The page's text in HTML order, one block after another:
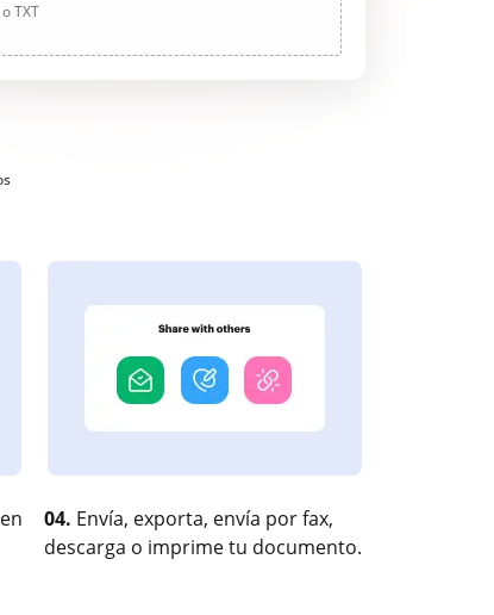
TXT
04. Envía, exporta, envía por fax,
descarga o imprime tu documento.